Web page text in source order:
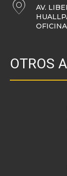
AV.
OTROS